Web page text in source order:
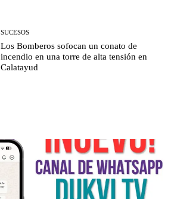
SUCESOS
Los Bomberos sofocan un conato de
incendio en una torre de alta tensión en
Calatayud